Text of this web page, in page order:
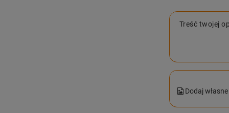
Treść twojej
Dodaj